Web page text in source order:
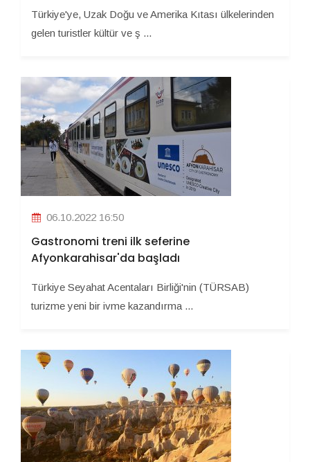
Türkiye'ye, Uzak Doğu ve Amerika Kıtası ülkelerinden
gelen turistler kültür ve ş ...
06.10.2022 16:50
Gastronomi treni ilk seferine
Afyonkarahisar'da başladı
Türkiye Seyahat Acentaları Birliği'nin (TÜRSAB)
turizme yeni bir ivme kazandırma ...